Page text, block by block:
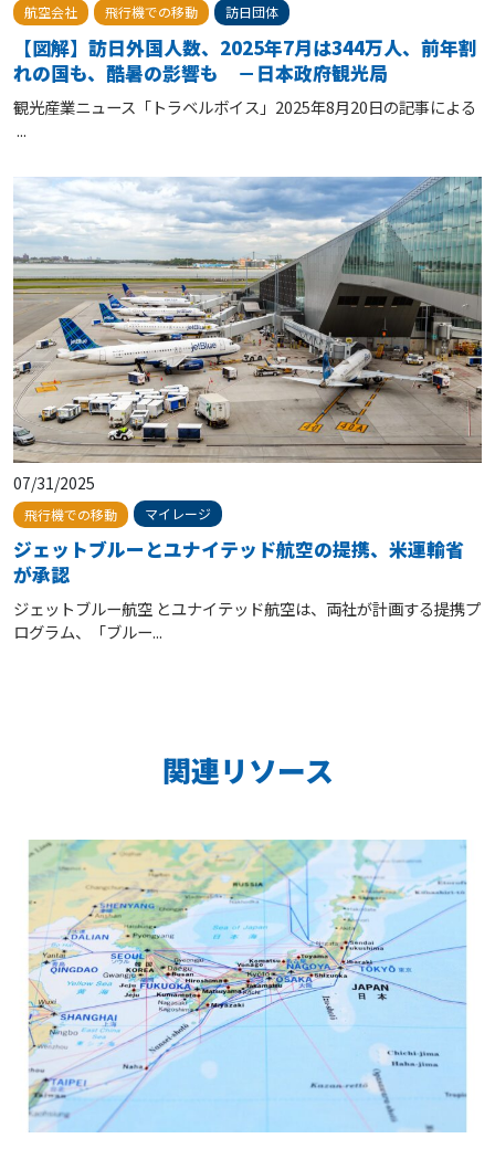
航空会社 飛行機での移動 訪日団体
【図解】訪日外国人数、2025年7月は344万人、前年割
れの国も、酷暑の影響も －日本政府観光局
観光産業ニュース「トラベルボイス」2025年8月20日の記事による
...
07/31/2025
飛行機での移動 マイレージ
ジェットブルーとユナイテッド航空の提携、米運輸省
が承認
ジェットブルー航空 とユナイテッド航空は、両社が計画する提携プ
ログラム、「ブルー...
関連リソース